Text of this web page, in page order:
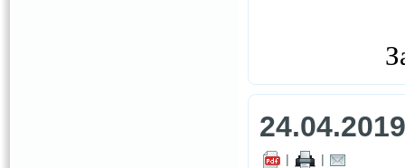
24.04.2019
| |